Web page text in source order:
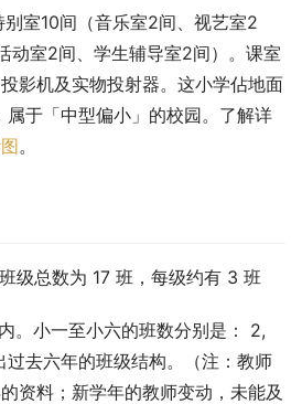
室10间（音乐室2间、视艺室2
动室2间、学生辅导室2间）。课室
影机及实物投射器。这小学佔地面
于「中型偏小」的校园。了解详
。
级总数为 17 班，每级约有 3 班
。小一至小六的班数分别是： 2,
去六年的班级结构。（注：教师
资料；新学年的教师变动，未能及